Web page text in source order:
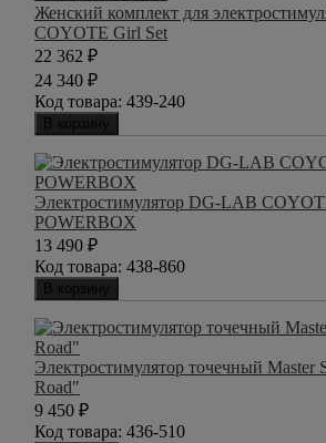
Женский комплект для
COYOTE Girl Set
22 362 ₽
24 340 ₽
Код товара: 439-240
В корзину
Электростимулятор DG-LAB
POWERBOX
13 490 ₽
Код товара: 438-860
В корзину
Электростимулятор точечный Master
Road"
9 450 ₽
Код товара: 436-510